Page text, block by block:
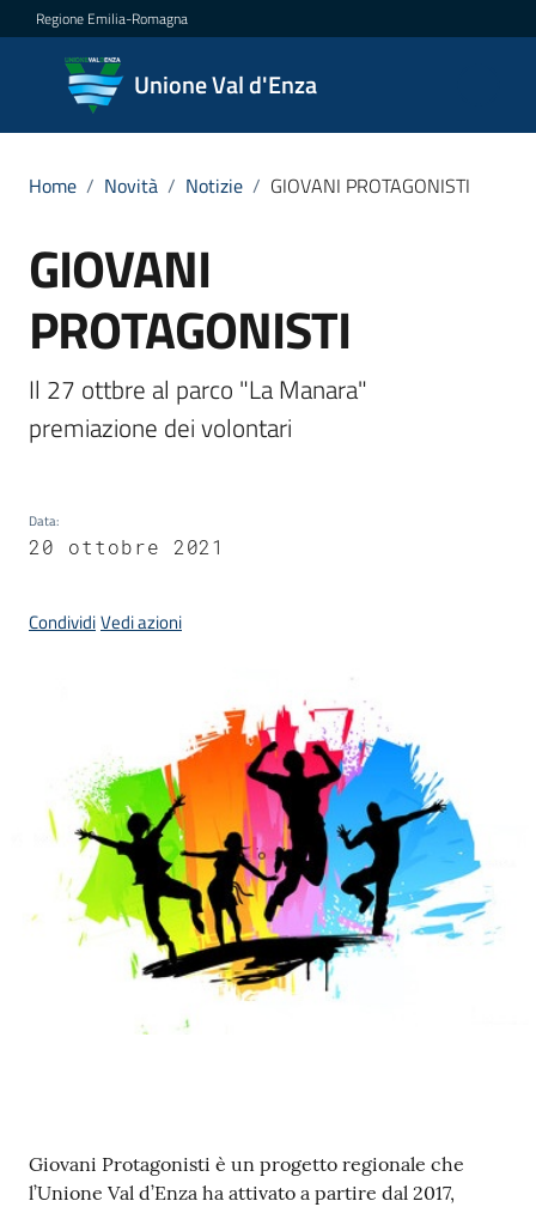
Vai al contenuto
Vai alla navigazione
Vai al footer
Regione Emilia-Romagna
Unione Val d'Enza
Unione
Val
Amministrazione
Novità
Menu selezionato
Servizi
Vivere
Val
d'Enza
Borghi
Matilde
P
argomenti...
Home / Novità / Notizie / GIOVANI PROTAGONISTI
Salta al contenuto
GIOVANI
PROTAGONISTI
Il 27 ottbre al parco "La Manara"
premiazione dei volontari
Data:
20 ottobre 2021
CondividiVedi azioni
Contenuto
Giovani Protagonisti è un progetto regionale che
l’Unione Val d’Enza ha attivato a partire dal 2017,